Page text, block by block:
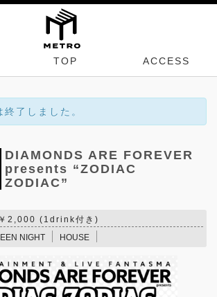
TOP ACCESS
了しました。
DIAMONDS ARE FOREVER
presents “ZODIAC
ZODIAC”
2,000 (1drink付き)
NIGHT HOUSE